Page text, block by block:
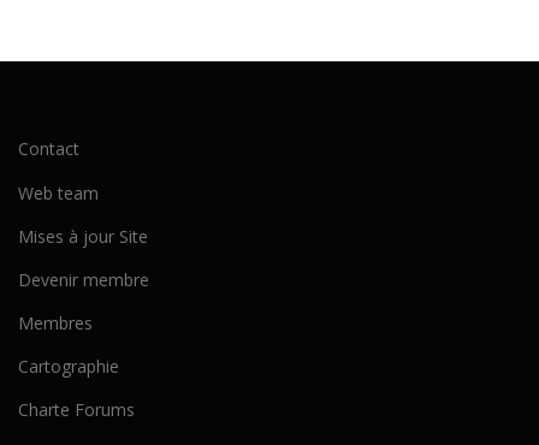
Contact
Web team
Mises à jour Site
Devenir membre
Membres
Cartographie
Charte Forums